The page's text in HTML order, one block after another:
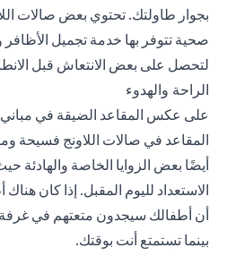
بجوار طاولتك. تحتوي بعض صالات
صحية تتوفر بها خدمة تجميل الأظافر
لتحصل على بعض الانتعاش قبل
الراحة والهدوء
على عكس المقاعد الضيقة في مباني
المقاعد في صالات اللاونج فسيحة
أيضًا بعض الزوايا الخاصة والهادئة
الاستعداد لليوم المقبل. إذا كان
أن أطفالك سيجدون متعتهم في غرفة
بينما تستمتع أنت بوقتك.